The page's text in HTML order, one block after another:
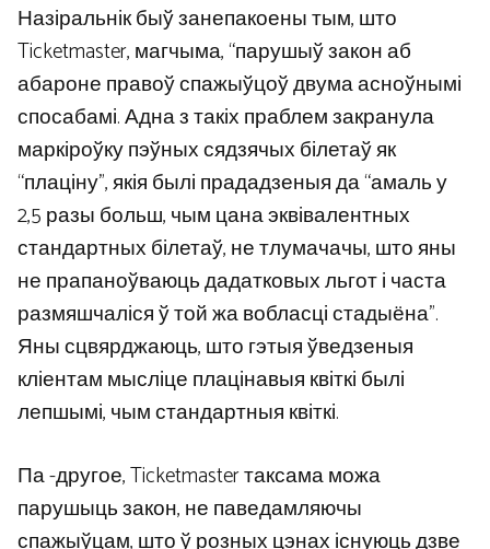
Назіральнік быў занепакоены тым, што
Ticketmaster, магчыма, “парушыў закон аб
абароне правоў спажыўцоў двума асноўнымі
спосабамі. Адна з такіх праблем закранула
маркіроўку пэўных сядзячых білетаў як
“плаціну”, якія былі прададзеныя да “амаль у
2,5 разы больш, чым цана эквівалентных
стандартных білетаў, не тлумачачы, што яны
не прапаноўваюць дадатковых льгот і часта
размяшчаліся ў той жа вобласці стадыёна”.
Яны сцвярджаюць, што гэтыя ўведзеныя
кліентам мысліце плацінавыя квіткі былі
лепшымі, чым стандартныя квіткі.
Па -другое, Ticketmaster таксама можа
парушыць закон, не паведамляючы
спажыўцам, што ў розных цэнах існуюць дзве